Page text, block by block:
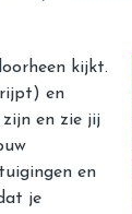
kijkt.
en
en zie jij
en
je